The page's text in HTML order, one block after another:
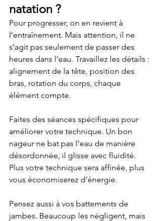
natation ?
Pour progresser, on en revient à
l’entraînement. Mais attention, il ne
s’agit pas seulement de passer des
heures dans l’eau. Travaillez les détails :
alignement de la tête, position des
bras, rotation du corps, chaque
élément compte.
Faites des séances spécifiques pour
améliorer votre technique. Un bon
nageur ne bat pas l’eau de manière
désordonnée, il glisse avec fluidité.
Plus votre technique sera affinée, plus
vous économiserez d’énergie.
Pensez aussi à vos battements de
jambes. Beaucoup les négligent, mais